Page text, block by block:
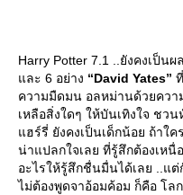
Harry Potter 7.1 ..ยังคงเป็น
ละ 6 อย่าง “David Yates”
ความมืดมน อลหม่านด้วยควา
เหลือสิ่งใดๆ ให้บันเทิงใจ ชว
ฮร์รี่ ยังคงเป็นเด็กน้อย ถ้าใค
น่าแปลกใจเลย ที่รู้สึกต้องเห
อะไรให้รู้สึกชื่นมื่นได้เลย ..แ
ไม่ต้องพูดจาอ้อมค้อม ก็คือ โล